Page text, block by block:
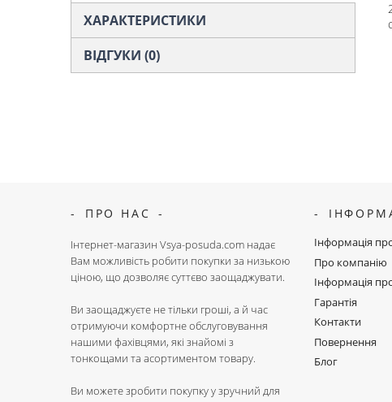
ХАРАКТЕРИСТИКИ
ВІДГУКИ (0)
ПРО НАС
Інтернет-магазин Vsya-posuda.com надає
Вам можливість робити покупки за низькою
ціною, що дозволяє суттєво заощаджувати.
Ви заощаджуєте не тільки гроші, а й час
отримуючи комфортне обслуговування
нашими фахівцями, які знайомі з
тонкощами та асортиментом товару.
Ви можете зробити покупку у зручний для
Інформація
Про компанію
Інформація
Гарантія
Контакти
Повернення
Блог